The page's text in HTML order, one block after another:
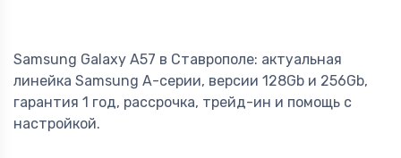
Samsung Galaxy A57 в Ставрополе: актуальная
линейка Samsung A-серии, версии 128Gb и 256Gb,
гарантия 1 год, рассрочка, трейд-ин и помощь с
настройкой.